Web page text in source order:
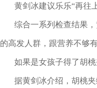
黄剑冰建议乐乐“再往上
综合一系列检查结果，
的高发人群，跟营养不够
如果是女孩子得了胡桃
据黄剑冰介绍，胡桃夹